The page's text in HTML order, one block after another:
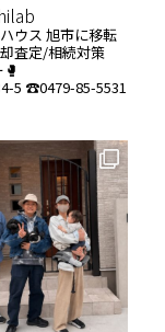
ウス 旭市に移転
査定/相続対策
5 ☎️0479-85-5531